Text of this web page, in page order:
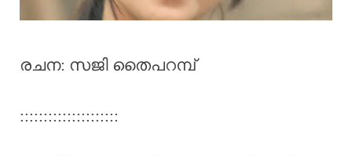
രചന: സജി തൈപറമ്പ്
:::::::::::::::::::::